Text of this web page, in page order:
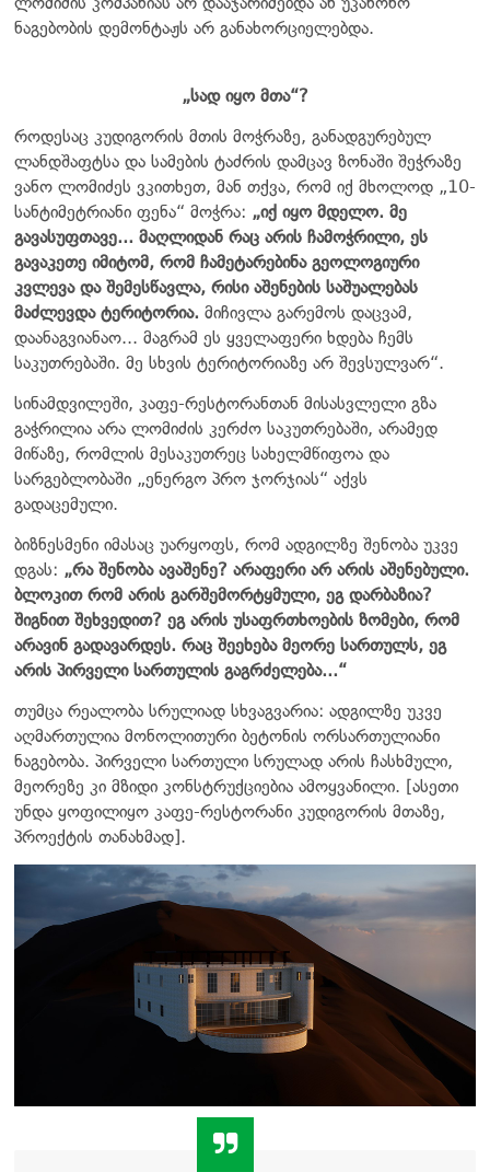
ნაგებობის დემონტაჟს არ განახორციელებდა.
„სად იყო მთა“?
როდესაც კუდიგორის მთის მოჭრაზე, განადგურებულ
ლანდშაფტსა და სამების ტაძრის დამცავ ზონაში შეჭრაზე
ვანო ლომიძეს ვკითხეთ, მან თქვა, რომ იქ მხოლოდ „10-
სანტიმეტრიანი ფენა“ მოჭრა: „იქ იყო მდელო. მე
გავასუფთავე... მაღლიდან რაც არის ჩამოჭრილი, ეს
გავაკეთე იმიტომ, რომ ჩამეტარებინა გეოლოგიური
კვლევა და შემესწავლა, რისი აშენების საშუალებას
მაძლევდა ტერიტორია. მიჩივლა გარემოს დაცვამ,
დაანაგვიანაო... მაგრამ ეს ყველაფერი ხდება ჩემს
საკუთრებაში. მე სხვის ტერიტორიაზე არ შევსულვარ“.
სინამდვილეში, კაფე-რესტორანთან მისასვლელი გზა
გაჭრილია არა ლომიძის კერძო საკუთრებაში, არამედ
მიწაზე, რომლის მესაკუთრეც სახელმწიფოა და
სარგებლობაში „ენერგო პრო ჯორჯიას“ აქვს
გადაცემული.
ბიზნესმენი იმასაც უარყოფს, რომ ადგილზე შენობა უკვე
დგას: „რა შენობა ავაშენე? არაფერი არ არის აშენებული.
ბლოკით რომ არის გარშემორტყმული, ეგ დარბაზია?
შიგნით შეხვედით? ეგ არის უსაფრთხოების ზომები, რომ
არავინ გადავარდეს. რაც შეეხება მეორე სართულს, ეგ
არის პირველი სართულის გაგრძელება...“
თუმცა რეალობა სრულიად სხვაგვარია: ადგილზე უკვე
აღმართულია მონოლითური ბეტონის ორსართულიანი
ნაგებობა. პირველი სართული სრულად არის ჩასხმული,
მეორეზე კი მზიდი კონსტრუქციებია ამოყვანილი. [ასეთი
უნდა ყოფილიყო კაფე-რესტორანი კუდიგორის მთაზე,
პროექტის თანახმად].